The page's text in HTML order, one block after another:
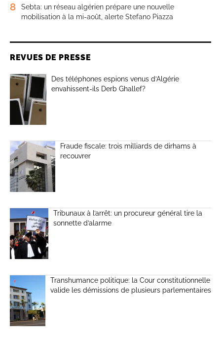
8
Sebta: un réseau algérien prépare une nouvelle
mobilisation à la mi-août, alerte Stefano Piazza
REVUES DE PRESSE
Des téléphones espions venus d’Algérie
envahissent-ils Derb Ghallef?
Fraude fiscale: trois milliards de dirhams à
recouvrer
Tribunaux à l’arrêt: un procureur général tire la
sonnette d’alarme
Transhumance politique: la Cour constitutionnelle
valide les démissions de plusieurs parlementaires